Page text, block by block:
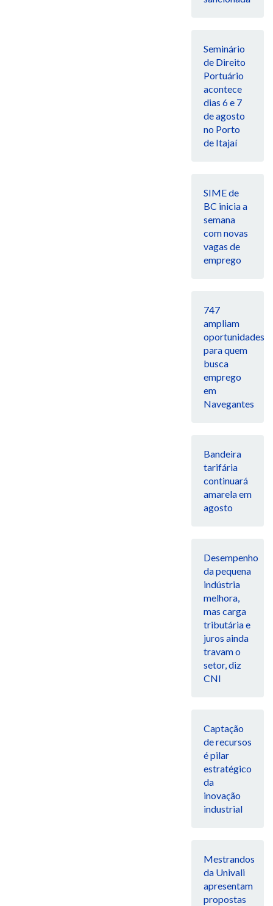
Seminário
de Direito
Portuário
acontece
dias 6 e 7
de agosto
no Porto
de Itajaí
SIME de
BC inicia a
semana
com novas
vagas de
emprego
747
ampliam
oportunidades
para quem
busca
emprego
em
Navegantes
Bandeira
tarifária
continuará
amarela em
agosto
Desempenho
da pequena
indústria
melhora,
mas carga
tributária e
juros ainda
travam o
setor, diz
CNI
Captação
de recursos
é pilar
estratégico
da
inovação
industrial
Mestrandos
da Univali
apresentam
propostas